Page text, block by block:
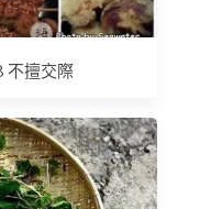
不擅交際